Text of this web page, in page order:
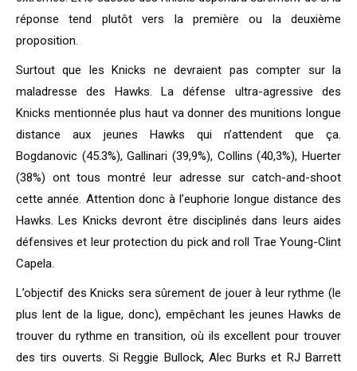
réponse tend plutôt vers la première ou la deuxième
proposition.
Surtout que les Knicks ne devraient pas compter sur la
maladresse des Hawks. La défense ultra-agressive des
Knicks mentionnée plus haut va donner des munitions longue
distance aux jeunes Hawks qui n’attendent que ça.
Bogdanovic (45.3%), Gallinari (39,9%), Collins (40,3%), Huerter
(38%) ont tous montré leur adresse sur catch-and-shoot
cette année. Attention donc à l’euphorie longue distance des
Hawks. Les Knicks devront être disciplinés dans leurs aides
défensives et leur protection du pick and roll Trae Young-Clint
Capela.
L’objectif des Knicks sera sûrement de jouer à leur rythme (le
plus lent de la ligue, donc), empêchant les jeunes Hawks de
trouver du rythme en transition, où ils excellent pour trouver
des tirs ouverts. Si Reggie Bullock, Alec Burks et RJ Barrett